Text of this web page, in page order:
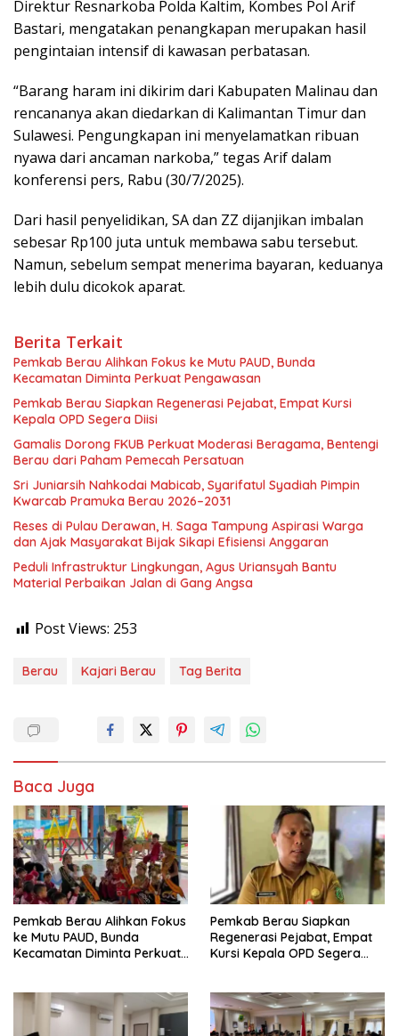
Direktur Resnarkoba Polda Kaltim, Kombes Pol Arif
Bastari, mengatakan penangkapan merupakan hasil
pengintaian intensif di kawasan perbatasan.
“Barang haram ini dikirim dari Kabupaten Malinau dan
rencananya akan diedarkan di Kalimantan Timur dan
Sulawesi. Pengungkapan ini menyelamatkan ribuan
nyawa dari ancaman narkoba,” tegas Arif dalam
konferensi pers, Rabu (30/7/2025).
Dari hasil penyelidikan, SA dan ZZ dijanjikan imbalan
sebesar Rp100 juta untuk membawa sabu tersebut.
Namun, sebelum sempat menerima bayaran, keduanya
lebih dulu dicokok aparat.
Berita Terkait
Pemkab Berau Alihkan Fokus ke Mutu PAUD, Bunda
Kecamatan Diminta Perkuat Pengawasan
Pemkab Berau Siapkan Regenerasi Pejabat, Empat Kursi
Kepala OPD Segera Diisi
Gamalis Dorong FKUB Perkuat Moderasi Beragama, Bentengi
Berau dari Paham Pemecah Persatuan
Sri Juniarsih Nahkodai Mabicab, Syarifatul Syadiah Pimpin
Kwarcab Pramuka Berau 2026–2031
Reses di Pulau Derawan, H. Saga Tampung Aspirasi Warga
dan Ajak Masyarakat Bijak Sikapi Efisiensi Anggaran
Peduli Infrastruktur Lingkungan, Agus Uriansyah Bantu
Material Perbaikan Jalan di Gang Angsa
Post Views: 253
Berau Kajari Berau Tag Berita
Baca Juga
Pemkab Berau Alihkan Fokus
ke Mutu PAUD, Bunda
Kecamatan Diminta Perkuat
Pemkab Berau Siapkan
Regenerasi Pejabat, Empat
Kursi Kepala OPD Segera